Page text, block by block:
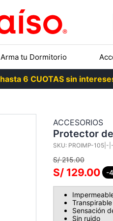
Arma tu Dormitorio
hasta 6 CUOTAS sin
ACCESORIOS
Protector
SKU: PROIMP-105|-|-|
S/ 215.00
S/ 129.00 -
Transpirable
Sensación
Sin ruido